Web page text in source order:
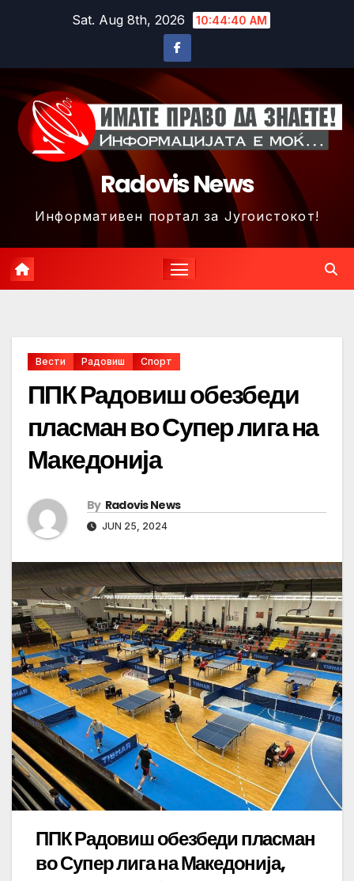
Sat. Aug 8th, 2026 10:44:43 AM
Radovis News
Информативен портал за Југоистокот!
Вести Радовиш Спорт
ППК Радовиш обезбеди
пласман во Супер лига на
Македонија
By Radovis News
JUN 25, 2024
ППК Радовиш обезбеди пласман
во Супер лига на Македонија,